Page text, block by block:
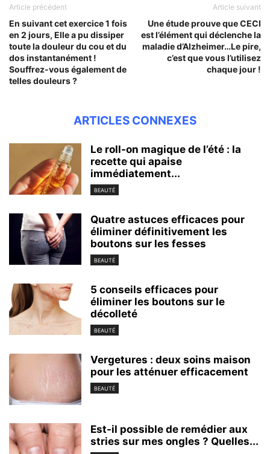
Article précédent
En suivant cet exercice 1 fois
en 2 jours, Elle a pu dissiper
toute la douleur du cou et du
dos instantanément !
Souffrez-vous également de
telles douleurs ?
Article suivant
Une étude prouve que CECI
est l’élément qui déclenche la
maladie d’Alzheimer…Le pire,
c’est que vous l’utilisez
chaque jour !
ARTICLES CONNEXES
Le roll-on magique de l’été : la
recette qui apaise
immédiatement...
BEAUTÉ
Quatre astuces efficaces pour
éliminer définitivement les
boutons sur les fesses
BEAUTÉ
5 conseils efficaces pour
éliminer les boutons sur le
décolleté
BEAUTÉ
Vergetures : deux soins maison
pour les atténuer efficacement
BEAUTÉ
Est-il possible de remédier aux
stries sur mes ongles ? Quelles...